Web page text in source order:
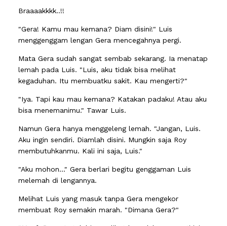
Braaaakkkk..!!
"Gera! Kamu mau kemana? Diam disini!" Luis
menggenggam lengan Gera mencegahnya pergi.
Mata Gera sudah sangat sembab sekarang. Ia menatap
lemah pada Luis. "Luis, aku tidak bisa melihat
kegaduhan. Itu membuatku sakit. Kau mengerti?"
"Iya. Tapi kau mau kemana? Katakan padaku! Atau aku
bisa menemanimu." Tawar Luis.
Namun Gera hanya menggeleng lemah. "Jangan, Luis.
Aku ingin sendiri. Diamlah disini. Mungkin saja Roy
membutuhkanmu. Kali ini saja, Luis."
"Aku mohon..." Gera berlari begitu genggaman Luis
melemah di lengannya.
Melihat Luis yang masuk tanpa Gera mengekor
membuat Roy semakin marah. "Dimana Gera?"